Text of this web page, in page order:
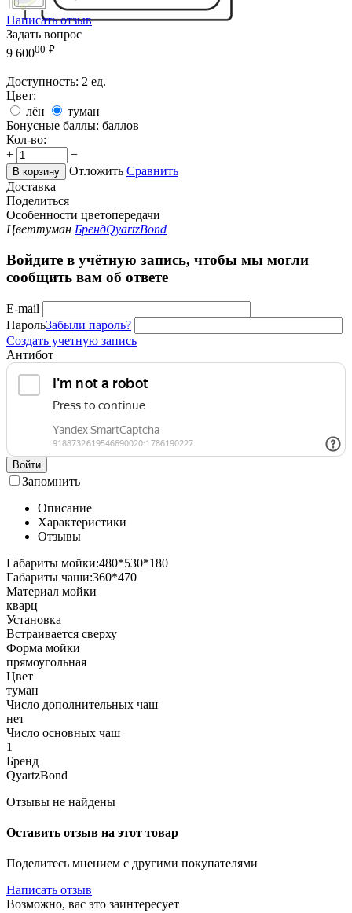
Написать отзыв
Задать вопрос
9 60000 ₽
Доступность: 2 ед.
Цвет:
лён
туман
Бонусные баллы: баллов
Кол-во:
+
−
В корзину Отложить Сравнить
Доставка
Поделиться
Особенности цветопередачи
Цветтуман БрендQyartzBond
Войдите в учётную запись, чтобы мы могли
сообщить вам об ответе
E-mail
ПарольЗабыли пароль?
Создать учетную запись
Антибот
Войти
Запомнить
Описание
Характеристики
Отзывы
Габариты мойки:480*530*180
Габариты чаши:360*470
Материал мойки
кварц
Установка
Встраивается сверху
Форма мойки
прямоугольная
Цвет
туман
Число дополнительных чаш
нет
Число основных чаш
1
Бренд
QyartzBond
Отзывы не найдены
Оставить отзыв на этот товар
Поделитесь мнением с другими покупателями
Написать отзыв
Возможно, вас это заинтересует